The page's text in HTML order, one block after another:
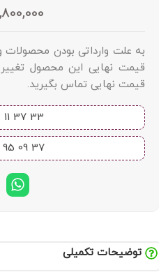
به علت وارداتی بودن
قیمت نهایی این محصول
قیمت نهایی تماس بگیرید.
33 37 11 33 - 021​
37 09 95 33 - 021​
توضیحات تکمیلی